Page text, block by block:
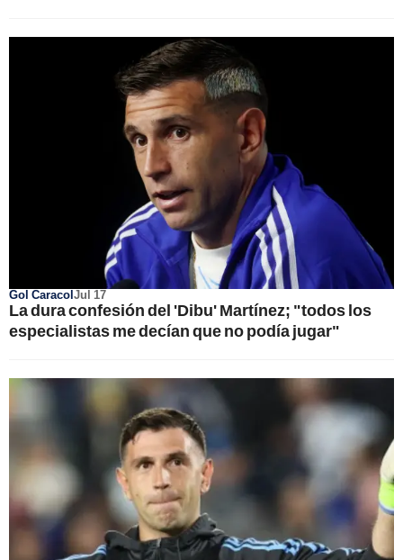
Gol CaracolJul 17
La dura confesión del 'Dibu' Martínez; "todos los
especialistas me decían que no podía jugar"